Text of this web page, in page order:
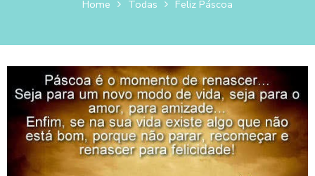
Home Todas Feliz Páscoa